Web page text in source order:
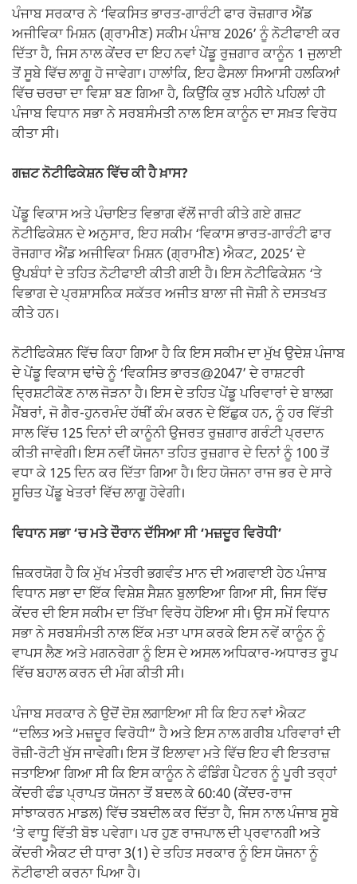
ਪੰਜਾਬ ਸਰਕਾਰ ਨੇ ‘ਵਿਕਸਿਤ ਭਾਰਤ-ਗਾਰੰਟੀ ਫਾਰ ਰੋਜ਼ਗਾਰ ਐਂਡ
ਅਜੀਵਿਕਾ ਮਿਸ਼ਨ (ਗ੍ਰਾਮੀਣ) ਸਕੀਮ ਪੰਜਾਬ 2026’ ਨੂੰ ਨੋਟੀਫਾਈ ਕਰ
ਦਿੱਤਾ ਹੈ, ਜਿਸ ਨਾਲ ਕੇਂਦਰ ਦਾ ਇਹ ਨਵਾਂ ਪੇਂਡੂ ਰੁਜ਼ਗਾਰ ਕਾਨੂੰਨ 1 ਜੁਲਾਈ
ਤੋਂ ਸੂਬੇ ਵਿੱਚ ਲਾਗੂ ਹੋ ਜਾਵੇਗਾ। ਹਾਲਾਂਕਿ, ਇਹ ਫੈਸਲਾ ਸਿਆਸੀ ਹਲਕਿਆਂ
ਵਿੱਚ ਚਰਚਾ ਦਾ ਵਿਸ਼ਾ ਬਣ ਗਿਆ ਹੈ, ਕਿਉਂਕਿ ਕੁਝ ਮਹੀਨੇ ਪਹਿਲਾਂ ਹੀ
ਪੰਜਾਬ ਵਿਧਾਨ ਸਭਾ ਨੇ ਸਰਬਸੰਮਤੀ ਨਾਲ ਇਸ ਕਾਨੂੰਨ ਦਾ ਸਖ਼ਤ ਵਿਰੋਧ
ਕੀਤਾ ਸੀ।
ਗਜ਼ਟ ਨੋਟੀਫਿਕੇਸ਼ਨ ਵਿੱਚ ਕੀ ਹੈ ਖ਼ਾਸ?
ਪੇਂਡੂ ਵਿਕਾਸ ਅਤੇ ਪੰਚਾਇਤ ਵਿਭਾਗ ਵੱਲੋਂ ਜਾਰੀ ਕੀਤੇ ਗਏ ਗਜ਼ਟ
ਨੋਟੀਫਿਕੇਸ਼ਨ ਦੇ ਅਨੁਸਾਰ, ਇਹ ਸਕੀਮ ‘ਵਿਕਾਸ ਭਾਰਤ-ਗਾਰੰਟੀ ਫਾਰ
ਰੋਜਗਾਰ ਐਂਡ ਅਜੀਵਿਕਾ ਮਿਸ਼ਨ (ਗ੍ਰਾਮੀਣ) ਐਕਟ, 2025’ ਦੇ
ਉਪਬੰਧਾਂ ਦੇ ਤਹਿਤ ਨੋਟੀਫਾਈ ਕੀਤੀ ਗਈ ਹੈ। ਇਸ ਨੋਟੀਫਿਕੇਸ਼ਨ ‘ਤੇ
ਵਿਭਾਗ ਦੇ ਪ੍ਰਸ਼ਾਸਨਿਕ ਸਕੱਤਰ ਅਜੀਤ ਬਾਲਾ ਜੀ ਜੋਸ਼ੀ ਨੇ ਦਸਤਖਤ
ਕੀਤੇ ਹਨ।
ਨੋਟੀਫਿਕੇਸ਼ਨ ਵਿੱਚ ਕਿਹਾ ਗਿਆ ਹੈ ਕਿ ਇਸ ਸਕੀਮ ਦਾ ਮੁੱਖ ਉਦੇਸ਼ ਪੰਜਾਬ
ਦੇ ਪੇਂਡੂ ਵਿਕਾਸ ਢਾਂਚੇ ਨੂੰ ‘ਵਿਕਸਿਤ ਭਾਰਤ@2047’ ਦੇ ਰਾਸ਼ਟਰੀ
ਦ੍ਰਿਸ਼ਟੀਕੋਣ ਨਾਲ ਜੋੜਨਾ ਹੈ। ਇਸ ਦੇ ਤਹਿਤ ਪੇਂਡੂ ਪਰਿਵਾਰਾਂ ਦੇ ਬਾਲਗ
ਮੈਂਬਰਾਂ, ਜੋ ਗੈਰ-ਹੁਨਰਮੰਦ ਹੱਥੀਂ ਕੰਮ ਕਰਨ ਦੇ ਇੱਛੁਕ ਹਨ, ਨੂੰ ਹਰ ਵਿੱਤੀ
ਸਾਲ ਵਿੱਚ 125 ਦਿਨਾਂ ਦੀ ਕਾਨੂੰਨੀ ਉਜਰਤ ਰੁਜ਼ਗਾਰ ਗਰੰਟੀ ਪ੍ਰਦਾਨ
ਕੀਤੀ ਜਾਵੇਗੀ। ਇਸ ਨਵੀਂ ਯੋਜਨਾ ਤਹਿਤ ਰੁਜ਼ਗਾਰ ਦੇ ਦਿਨਾਂ ਨੂੰ 100 ਤੋਂ
ਵਧਾ ਕੇ 125 ਦਿਨ ਕਰ ਦਿੱਤਾ ਗਿਆ ਹੈ। ਇਹ ਯੋਜਨਾ ਰਾਜ ਭਰ ਦੇ ਸਾਰੇ
ਸੂਚਿਤ ਪੇਂਡੂ ਖੇਤਰਾਂ ਵਿੱਚ ਲਾਗੂ ਹੋਵੇਗੀ।
ਵਿਧਾਨ ਸਭਾ ‘ਚ ਮਤੇ ਦੌਰਾਨ ਦੱਸਿਆ ਸੀ ‘ਮਜ਼ਦੂਰ ਵਿਰੋਧੀ’
ਜ਼ਿਕਰਯੋਗ ਹੈ ਕਿ ਮੁੱਖ ਮੰਤਰੀ ਭਗਵੰਤ ਮਾਨ ਦੀ ਅਗਵਾਈ ਹੇਠ ਪੰਜਾਬ
ਵਿਧਾਨ ਸਭਾ ਦਾ ਇੱਕ ਵਿਸ਼ੇਸ਼ ਸੈਸ਼ਨ ਬੁਲਾਇਆ ਗਿਆ ਸੀ, ਜਿਸ ਵਿੱਚ
ਕੇਂਦਰ ਦੀ ਇਸ ਸਕੀਮ ਦਾ ਤਿੱਖਾ ਵਿਰੋਧ ਹੋਇਆ ਸੀ। ਉਸ ਸਮੇਂ ਵਿਧਾਨ
ਸਭਾ ਨੇ ਸਰਬਸੰਮਤੀ ਨਾਲ ਇੱਕ ਮਤਾ ਪਾਸ ਕਰਕੇ ਇਸ ਨਵੇਂ ਕਾਨੂੰਨ ਨੂੰ
ਵਾਪਸ ਲੈਣ ਅਤੇ ਮਗਨਰੇਗਾ ਨੂੰ ਇਸ ਦੇ ਅਸਲ ਅਧਿਕਾਰ-ਅਧਾਰਤ ਰੂਪ
ਵਿੱਚ ਬਹਾਲ ਕਰਨ ਦੀ ਮੰਗ ਕੀਤੀ ਸੀ।
ਪੰਜਾਬ ਸਰਕਾਰ ਨੇ ਉਦੋਂ ਦੋਸ਼ ਲਗਾਇਆ ਸੀ ਕਿ ਇਹ ਨਵਾਂ ਐਕਟ
“ਦਲਿਤ ਅਤੇ ਮਜ਼ਦੂਰ ਵਿਰੋਧੀ” ਹੈ ਅਤੇ ਇਸ ਨਾਲ ਗਰੀਬ ਪਰਿਵਾਰਾਂ ਦੀ
ਰੋਜ਼ੀ-ਰੋਟੀ ਖੁੱਸ ਜਾਵੇਗੀ। ਇਸ ਤੋਂ ਇਲਾਵਾ ਮਤੇ ਵਿੱਚ ਇਹ ਵੀ ਇਤਰਾਜ਼
ਜਤਾਇਆ ਗਿਆ ਸੀ ਕਿ ਇਸ ਕਾਨੂੰਨ ਨੇ ਫੰਡਿੰਗ ਪੈਟਰਨ ਨੂੰ ਪੂਰੀ ਤਰ੍ਹਾਂ
ਕੇਂਦਰੀ ਫੰਡ ਪ੍ਰਾਪਤ ਯੋਜਨਾ ਤੋਂ ਬਦਲ ਕੇ 60:40 (ਕੇਂਦਰ-ਰਾਜ
ਸਾਂਝਾਕਰਨ ਮਾਡਲ) ਵਿੱਚ ਤਬਦੀਲ ਕਰ ਦਿੱਤਾ ਹੈ, ਜਿਸ ਨਾਲ ਪੰਜਾਬ ਸੂਬੇ
‘ਤੇ ਵਾਧੂ ਵਿੱਤੀ ਬੋਝ ਪਵੇਗਾ। ਪਰ ਹੁਣ ਰਾਜਪਾਲ ਦੀ ਪ੍ਰਵਾਨਗੀ ਅਤੇ
ਕੇਂਦਰੀ ਐਕਟ ਦੀ ਧਾਰਾ 3(1) ਦੇ ਤਹਿਤ ਸਰਕਾਰ ਨੂੰ ਇਸ ਯੋਜਨਾ ਨੂੰ
ਨੋਟੀਫਾਈ ਕਰਨਾ ਪਿਆ ਹੈ।